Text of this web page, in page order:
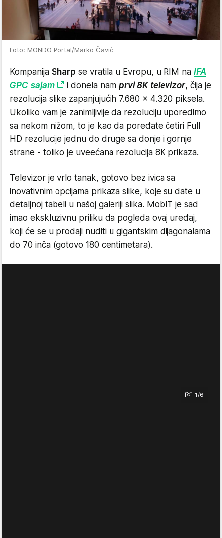
Foto: MONDO Portal/Marko Čavić
Kompanija Sharp se vratila u Evropu, u RIM na IFA
GPC sajam
i donela nam prvi 8K televizor, čija je
rezolucija slike zapanjujućih 7.680 x 4.320 piksela.
Ukoliko vam je zanimljivije da rezoluciju uporedimo
sa nekom nižom, to je kao da poređate četiri Full
HD rezolucije jednu do druge sa donje i gornje
strane - toliko je uveećana rezolucija 8K prikaza.
Televizor je vrlo tanak, gotovo bez ivica sa
inovativnim opcijama prikaza slike, koje su date u
detaljnoj tabeli u našoj galeriji slika. MobIT je sad
imao ekskluzivnu priliku da pogleda ovaj uređaj,
koji će se u prodaji nuditi u gigantskim dijagonalama
do 70 inča (gotovo 180 centimetara).
1/6